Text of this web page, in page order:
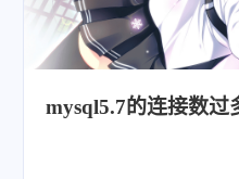
mysql5.7的连接数过